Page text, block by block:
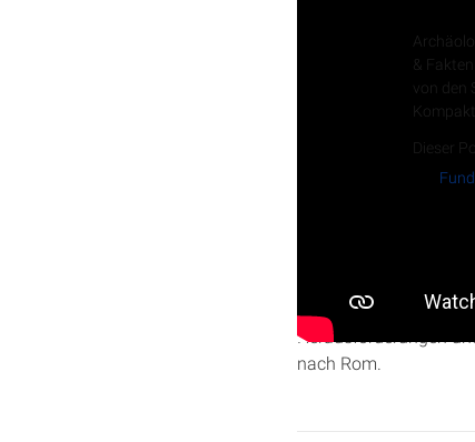
&
von
Dieser
im ersten Jahrhundert
Herausforderungen
nach Rom.